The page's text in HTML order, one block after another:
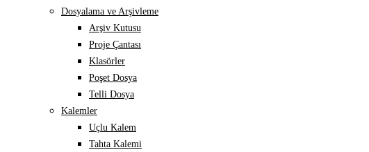
Dosyalama ve Arşivleme
Arşiv Kutusu
Proje Çantası
Klasörler
Poşet Dosya
Telli Dosya
Kalemler
Uçlu Kalem
Tahta Kalemi